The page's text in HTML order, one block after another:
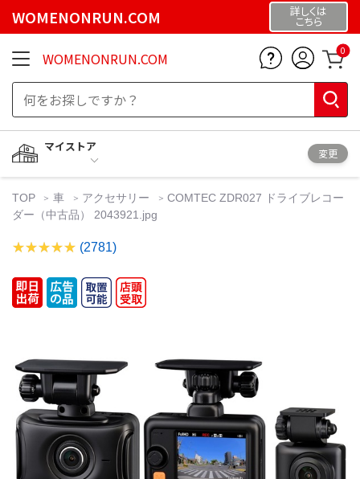
WOMENONRUN.COM 詳しくは
こちら
WOMENONRUN.COM 0
マイストア
変更
TOP 車 アクセサリー
COMTEC ZDR027 ドライブレコー
ダー（中古品） 2043921.jpg
(2781)